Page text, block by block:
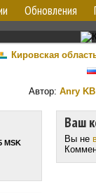
Обновления
Кировская
Автор: Anry KB
MSK
Ваш
Вы не